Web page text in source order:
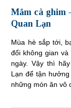
Mắm cà ghim
Quan Lạn
Mùa hè sắp tới,
đổi không gian
ngày. Vậy thì
Lạn để tận
những món ăn vô